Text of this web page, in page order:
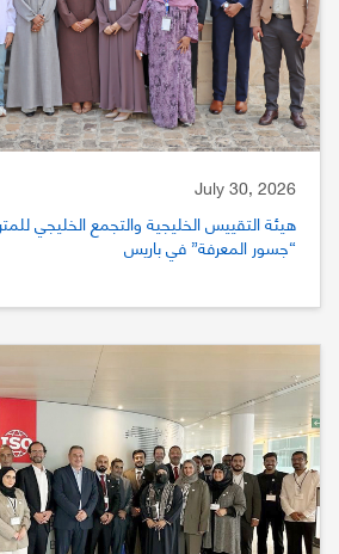
July 30, 2026
هيئة التقييس الخليجية والتجمع الخليجي
“جسور المعرفة” في باريس